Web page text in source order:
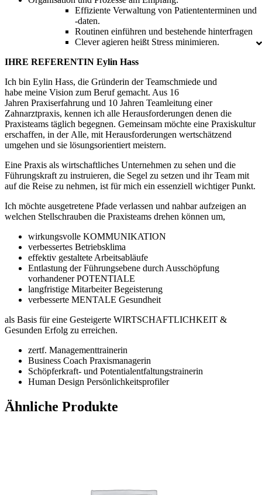
Effiziente Verwaltung von Patiententerminen und
-daten.
Routinen einführen und bestehende hinterfragen
Clever agieren heißt Stress minimieren.
IHRE REFERENTIN Eylin Hass
Ich bin Eylin Hass, die Gründerin der Teamschmiede und
habe meine Vision zum Beruf gemacht. Aus 16
Jahren Praxiserfahrung und 10 Jahren Teamleitung einer
Zahnarztpraxis, kennen ich alle Herausforderungen denen die
Praxisteams täglich begegnen. Gemeinsam möchte eine Praxiskultur
erschaffen, in der Alle, mit Herausforderungen wertschätzend
umgehen und sie lösungsorientiert meistern.
Eine Praxis als wirtschaftliches Unternehmen zu sehen und die
Führungskraft zu instruieren, die Segel zu setzen und ihr Team mit
auf die Reise zu nehmen, ist für mich ein essenziell wichtiger Punkt.
Ich möchte ausgetretene Pfade verlassen und nahbar aufzeigen an
welchen Stellschrauben die Praxisteams drehen können um,
wirkungsvolle KOMMUNIKATION
verbessertes Betriebsklima
effektiv gestaltete Arbeitsabläufe
Entlastung der Führungsebene durch Ausschöpfung
vorhandener POTENTIALE
langfristige Mitarbeiter Begeisterung
verbesserte MENTALE Gesundheit
als Basis für eine Gesteigerte WIRTSCHAFTLICHKEIT &
Gesunden Erfolg zu erreichen.
zertf. Managementtrainerin
Business Coach Praxismanagerin
Schöpferkraft- und Potentialentfaltungstrainerin
Human Design Persönlichkeitsprofiler
Ähnliche Produkte